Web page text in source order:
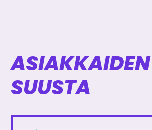
ASIAKKAIDEN
SUUSTA